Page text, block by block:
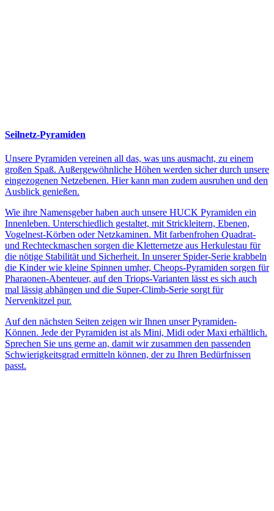
Seilnetz-Pyramiden
Unsere Pyramiden vereinen all das, was uns ausmacht, zu einem
großen Spaß. Außergewöhnliche Höhen werden sicher durch unsere
eingezogenen Netzebenen. Hier kann man zudem ausruhen und den
Ausblick genießen.
Wie ihre Namensgeber haben auch unsere HUCK Pyramiden ein
Innenleben. Unterschiedlich gestaltet, mit Strickleitern, Ebenen,
Vogelnest-Körben oder Netzkaminen. Mit farbenfrohen Quadrat-
und Rechteckmaschen sorgen die Kletternetze aus Herkulestau für
die nötige Stabilität und Sicherheit. In unserer Spider-Serie krabbeln
die Kinder wie kleine Spinnen umher, Cheops-Pyramiden sorgen für
Pharaonen-Abenteuer, auf den Triops-Varianten lässt es sich auch
mal lässig abhängen und die Super-Climb-Serie sorgt für
Nervenkitzel pur.
Auf den nächsten Seiten zeigen wir Ihnen unser Pyramiden-
Können. Jede der Pyramiden ist als Mini, Midi oder Maxi erhältlich.
Sprechen Sie uns gerne an, damit wir zusammen den passenden
Schwierigkeitsgrad ermitteln können, der zu Ihren Bedürfnissen
passt.